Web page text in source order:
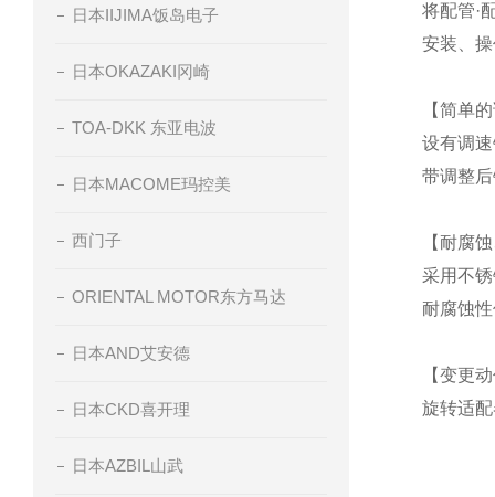
日本IIJIMA饭岛电子
日本OKAZAKI冈崎
TOA-DKK 东亚电波
日本MACOME玛控美
西门子
ORIENTAL MOTOR东方马达
日本AND艾安德
日本CKD喜开理
日本AZBIL山武
将配管·
安装、
【简单
设有调
带调整
【耐腐
采用不
耐腐蚀
【变更
旋转适